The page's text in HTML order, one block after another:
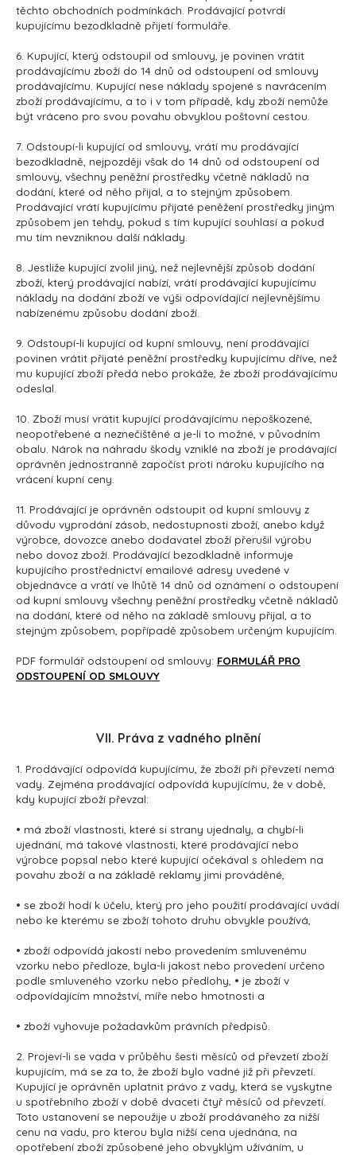
těchto obchodních podmínkách. Prodávající potvrdí
kupujícímu bezodkladně přijetí formuláře.
6. Kupující, který odstoupil od smlouvy, je povinen vrátit
prodávajícímu zboží do 14 dnů od odstoupení od smlouvy
prodávajícímu. Kupující nese náklady spojené s navrácením
zboží prodávajícímu, a to i v tom případě, kdy zboží nemůže
být vráceno pro svou povahu obvyklou poštovní cestou.
7. Odstoupí-li kupující od smlouvy, vrátí mu prodávající
bezodkladně, nejpozději však do 14 dnů od odstoupení od
smlouvy, všechny peněžní prostředky včetně nákladů na
dodání, které od něho přijal, a to stejným způsobem.
Prodávající vrátí kupujícímu přijaté peněžení prostředky jiným
způsobem jen tehdy, pokud s tím kupující souhlasí a pokud
mu tím nevzniknou další náklady.
8. Jestliže kupující zvolil jiný, než nejlevnější způsob dodání
zboží, který prodávající nabízí, vrátí prodávající kupujícímu
náklady na dodání zboží ve výši odpovídající nejlevnějšímu
nabízenému způsobu dodání zboží.
9. Odstoupí-li kupující od kupní smlouvy, není prodávající
povinen vrátit přijaté peněžní prostředky kupujícímu dříve, než
mu kupující zboží předá nebo prokáže, že zboží prodávajícímu
odeslal.
10. Zboží musí vrátit kupující prodávajícímu nepoškozené,
neopotřebené a neznečištěné a je-li to možné, v původním
obalu. Nárok na náhradu škody vzniklé na zboží je prodávající
oprávněn jednostranně započíst proti nároku kupujícího na
vrácení kupní ceny.
11. Prodávající je oprávněn odstoupit od kupní smlouvy z
důvodu vyprodání zásob, nedostupnosti zboží, anebo když
výrobce, dovozce anebo dodavatel zboží přerušil výrobu
nebo dovoz zboží. Prodávající bezodkladně informuje
kupujícího prostřednictví emailové adresy uvedené v
objednávce a vrátí ve lhůtě 14 dnů od oznámení o odstoupení
od kupní smlouvy všechny peněžní prostředky včetně nákladů
na dodání, které od něho na základě smlouvy přijal, a to
stejným způsobem, popřípadě způsobem určeným kupujícím.
PDF formulář odstoupení od smlouvy: FORMULÁŘ PRO
ODSTOUPENÍ OD SMLOUVY
VII. Práva z vadného plnění
1. Prodávající odpovídá kupujícímu, že zboží při převzetí nemá
vady. Zejména prodávající odpovídá kupujícímu, že v době,
kdy kupující zboží převzal:
• má zboží vlastnosti, které si strany ujednaly, a chybí-li
ujednání, má takové vlastnosti, které prodávající nebo
výrobce popsal nebo které kupující očekával s ohledem na
povahu zboží a na základě reklamy jimi prováděné,
• se zboží hodí k účelu, který pro jeho použití prodávající uvádí
nebo ke kterému se zboží tohoto druhu obvykle používá,
• zboží odpovídá jakostí nebo provedením smluvenému
vzorku nebo předloze, byla-li jakost nebo provedení určeno
podle smluveného vzorku nebo předlohy, • je zboží v
odpovídajícím množství, míře nebo hmotnosti a
• zboží vyhovuje požadavkům právních předpisů.
2. Projeví-li se vada v průběhu šesti měsíců od převzetí zboží
kupujícím, má se za to, že zboží bylo vadné již při převzetí.
Kupující je oprávněn uplatnit právo z vady, která se vyskytne
u spotřebního zboží v době dvaceti čtyř měsíců od převzetí.
Toto ustanovení se nepoužije u zboží prodávaného za nižší
cenu na vadu, pro kterou byla nižší cena ujednána, na
opotřebení zboží způsobené jeho obvyklým užíváním, u